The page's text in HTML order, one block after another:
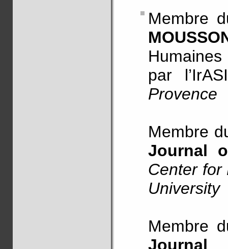
Membre
par
Provence
Membre
Journal
Center for
University
Membre
Journal